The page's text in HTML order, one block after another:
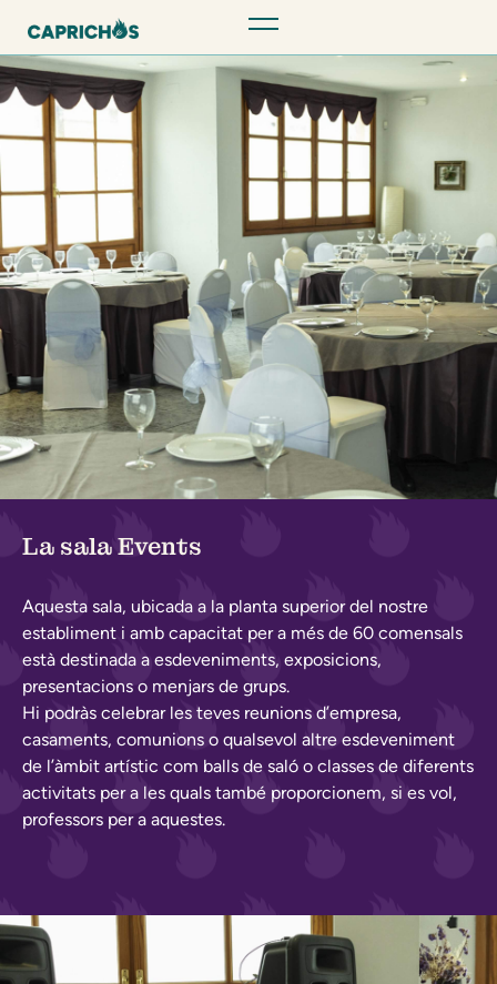
La sala Events
Aquesta sala, ubicada a la planta superior del nostre
establiment i amb capacitat per a més de 60 comensals
està destinada a esdeveniments, exposicions,
presentacions o menjars de grups.
Hi podràs celebrar les teves reunions d’empresa,
casaments, comunions o qualsevol altre esdeveniment
de l’àmbit artístic com balls de saló o classes de diferents
activitats per a les quals també proporcionem, si es vol,
professors per a aquestes.